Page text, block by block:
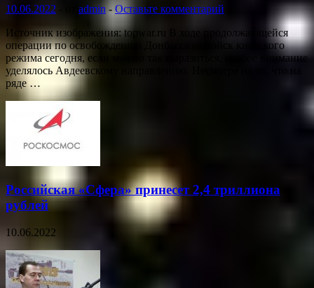
10.06.2022 admin - Оставьте комментарий
Источник изображения: topwar.ru В ходе продолжающейся
операции по освобождению Донбасса от войск киевского
режима сегодня, если можно так выразиться, особое внимание
уделялось Авдеевскому направлению. Несмотря на то, что на
ряде …
Российская «Сфера» принесет 2,4 триллиона
рублей
10.06.2022